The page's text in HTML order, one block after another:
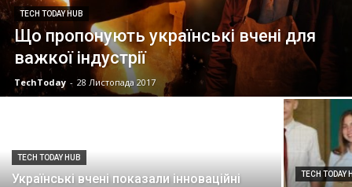
TECH TODAY HUB
Що пропонують українські вчені для
важкої індустрії
TechToday - 28 Листопада 2017
TECH TODAY HUB
Українські вчені показали інноваційні
TECH TODAY